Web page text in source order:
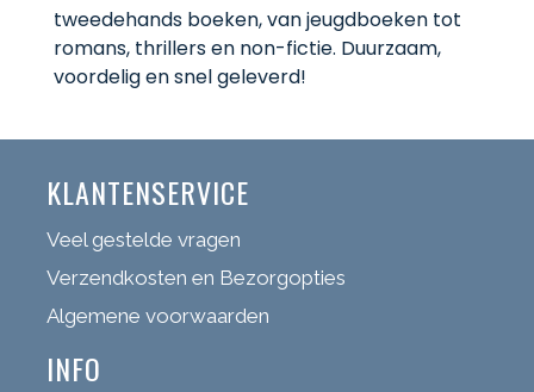
tweedehands boeken, van jeugdboeken tot
romans, thrillers en non-fictie. Duurzaam,
voordelig en snel geleverd!
KLANTENSERVICE
Veel gestelde vragen
Verzendkosten en Bezorgopties
Algemene voorwaarden
INFO